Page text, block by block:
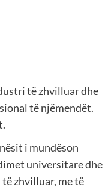
të zhvilluar dhe
të njëmendët.
i mundëson
universitare dhe
të zhvilluar, me të